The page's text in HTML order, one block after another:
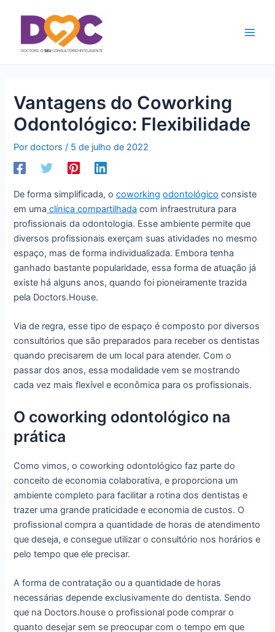
conteúdo
Vantagens do Coworking
Odontológico: Flexibilidade
Pordoctors/ 5 de julho de 2022
De forma simplificada, ocoworking odontológico consiste
em uma clínica compartilhada com infraestrutura para
profissionais da odontologia. Esse ambiente permite que
diversos profissionais exerçam suas atividades no mesmo
espaço, mas de forma individualizada. Embora tenha
ganhado bastante popularidade, essa forma de atuação já
existe há alguns anos, quando foi pioneiramente trazida
pela Doctors.House.
Via de regra, esse tipo de espaço é composto por diversos
consultórios que são preparados para receber os dentistas
quando precisarem de um local para atender. Com o
passar dos anos, essa modalidade vem se mostrando
cada vez mais flexível e econômica para os profissionais.
O coworking odontológico na
prática
Como vimos, o coworking odontológico faz parte do
conceito de economia colaborativa, e proporciona um
ambiente completo para facilitar a rotina dos dentistas e
trazer uma grande praticidade e economia de custos. O
profissional compra a quantidade de horas de atendimento
que deseja, e consegue utilizar o consultório nos horários e
pelo tempo que ele precisar.
A forma de contratação ou a quantidade de horas
necessárias depende exclusivamente do dentista. Sendo
que na Doctors.house o profissional pode comprar o
quanto desejar sem se preocupar com o tempo em que